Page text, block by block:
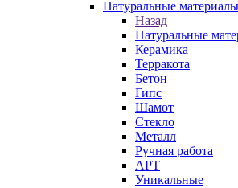
Натуральные материалы
Назад
Натуральные
Керамика
Терракота
Бетон
Гипс
Шамот
Стекло
Металл
Ручная работа
АРТ
Уникальные